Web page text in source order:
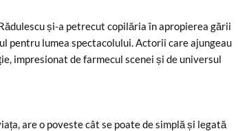
și-a petrecut copilăria în apropierea gării
pentru lumea spectacolului. Actorii care ajungeau
impresionat de farmecul scenei și de universul
are o poveste cât se poate de simplă și legată